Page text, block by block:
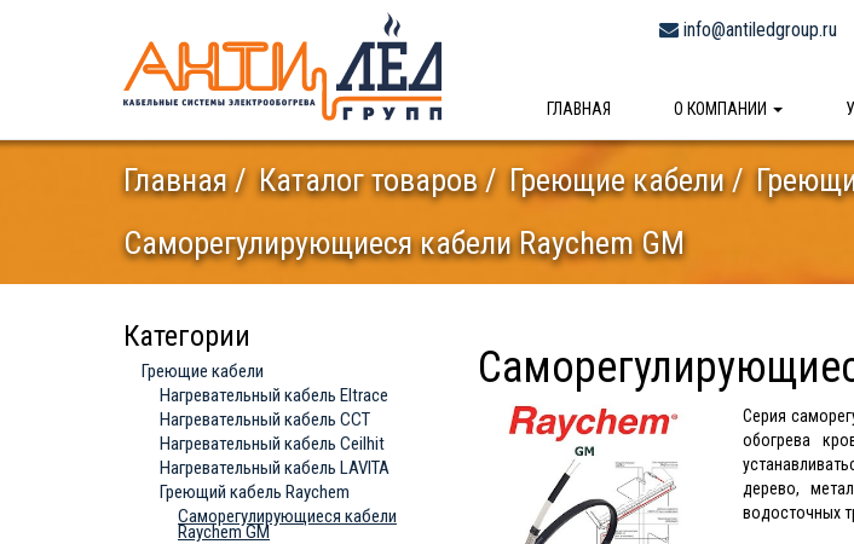
info@antiledgroup.ru
ГЛАВНАЯ О КОМПАНИИ
Главная Каталог товаров Греющие кабели
Саморегулирующиеся кабели Raychem GM
Категории
Греющие кабели
Нагревательный кабель Eltrace
Нагревательный кабель ССТ
Нагревательный кабель Ceilhit
Нагревательный кабель LAVITA
Греющий кабель Raychem
Саморегулирующиеся кабели
Raychem GM
Серия
обогрева
дерево,
водосточных